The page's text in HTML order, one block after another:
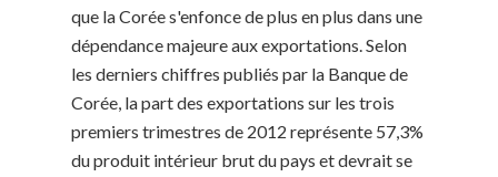
que la Corée s'enfonce de plus en plus dans une
dépendance majeure aux exportations. Selon
les derniers chiffres publiés par la Banque de
Corée, la part des exportations sur les trois
premiers trimestres de 2012 représente 57,3%
du produit intérieur brut du pays et devrait se